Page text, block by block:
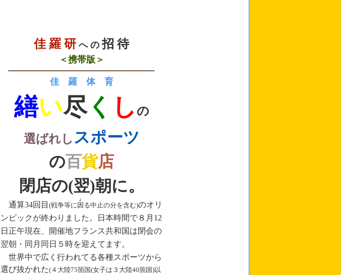
佳 羅 研 へ の招 待
＜携帯版＞
佳 羅 体 育
繕い尽く し の
選ばれしスポーツ
の百貨店
閉店の(翌)朝に。
通算34回目 (戦争等に 因
よ
る中止の分を含む)のオリ
ンピックが終わりました 。
日本時間で８月12
日正午現在
開催地フランス共和国は閉会の
翌朝 ・ 同月同日５時を迎えてます。
世界中で広く行われてる各種スポーツから
選び抜かれた(４ 大陸75箇国(女子は３大陸40箇国)以